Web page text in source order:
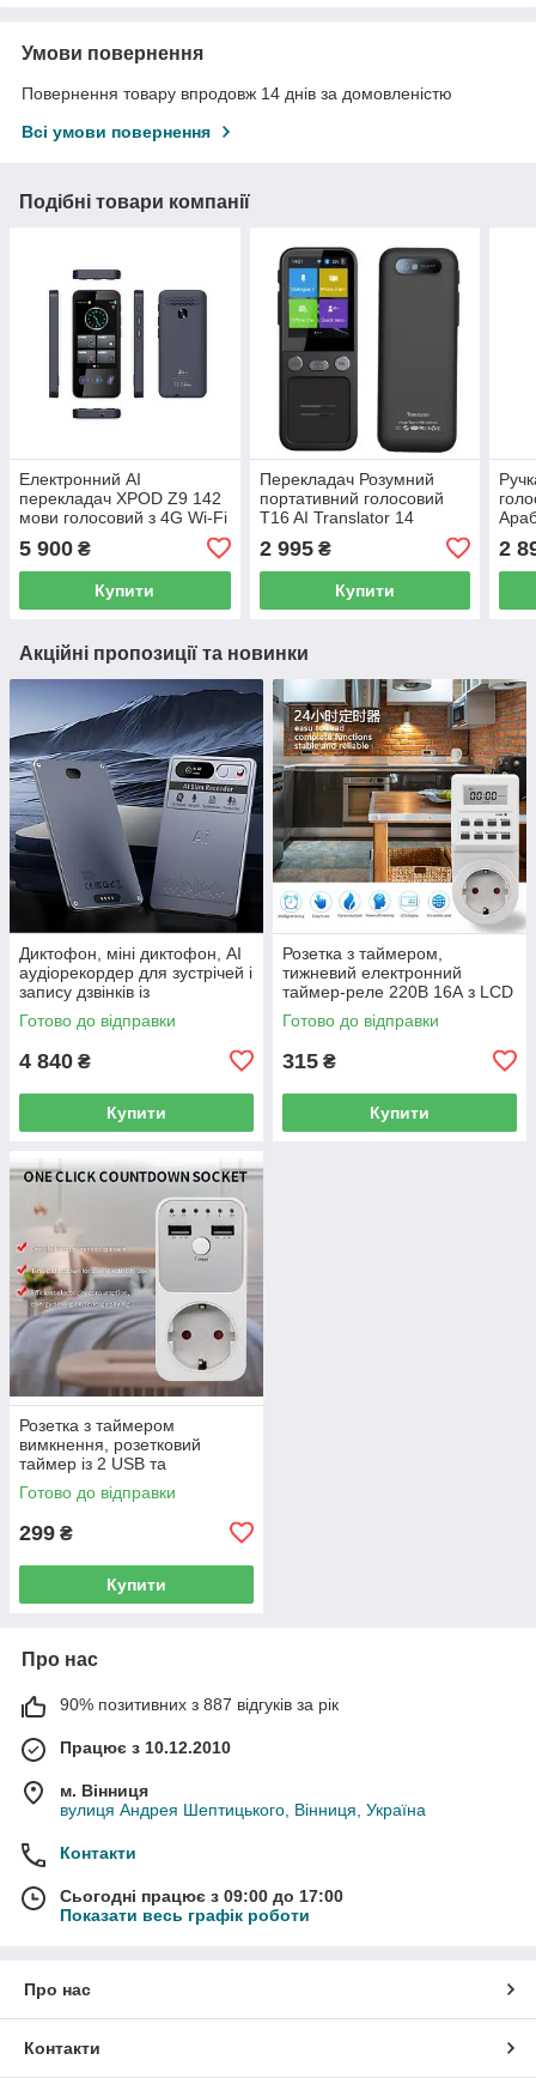
Умови повернення
Повернення товару впродовж 14 днів за домовленістю
Всі умови повернення
Подібні товари компанії
Електронний AI
перекладач XPOD Z9 142
мови голосовий з 4G Wi-Fi
тексту онлайн офлайн для
навчання поїздок
5 900 ₴
Купити
Перекладач Розумний
портативний голосовий
T16 AI​​​​​​​ Translator 14
офлайн мов, 138 онлайн
мов, фото переклад 1500
mAh
2 995₴
Купити
2
Акційні пропозиції та новинки
Диктофон, міні диктофон, AI
аудіорекордер для зустрічей і
запису дзвінків із
розшифруванням та
конспектом Alvora 920
Готово до відправки
4 840 ₴
Купити
Розетка з таймером,
тижневий електронний
таймер-реле 220В 16А з LCD
для побутової техніки Cowell
TM03-EU
Готово до відправки
315 ₴
Купити
Розетка з таймером
вимкнення, розетковий
таймер із 2 USB та
автовимкненням на 15
хвилин–6 годин Cowell UD02
Готово до відправки
299 ₴
Купити
Про нас
90% позитивних з 887 відгуків за рік
Працює з 10.12.2010
м. Вінниця
вулиця Андрея Шептицького, Вінниця, Україна
Контакти
Сьогодні працює з 09:00 до 17:00
Показати весь графік роботи
Про нас
Контакти